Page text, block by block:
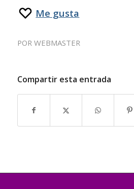
Me gusta
POR WEBMASTER
Compartir esta entrada